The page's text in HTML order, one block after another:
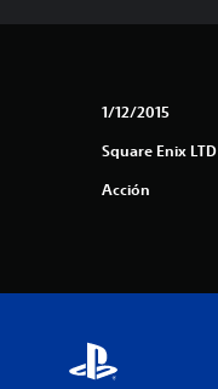
1/12/2015
Square Enix LTD
Acción